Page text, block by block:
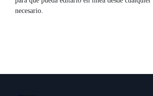
necesario.